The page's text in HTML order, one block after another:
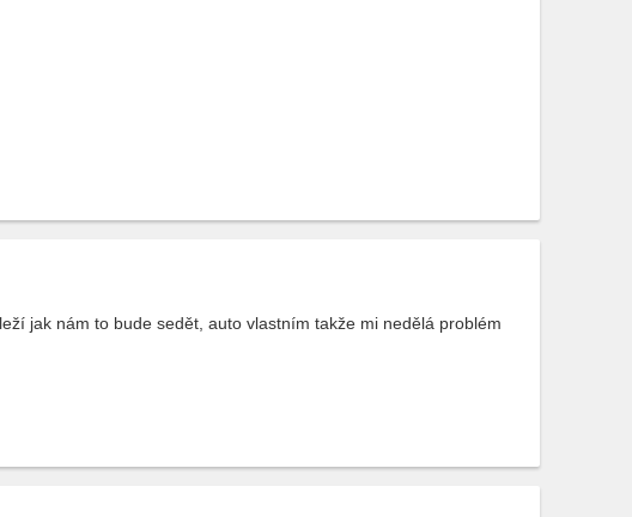
jak nám to bude sedět, auto vlastním takže mi nedělá problém